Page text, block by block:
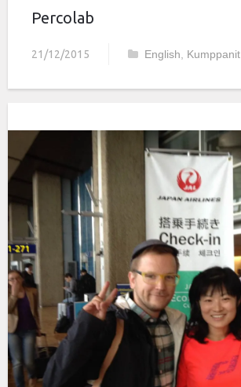
Percolab
21/12/2015 English Kumppanit